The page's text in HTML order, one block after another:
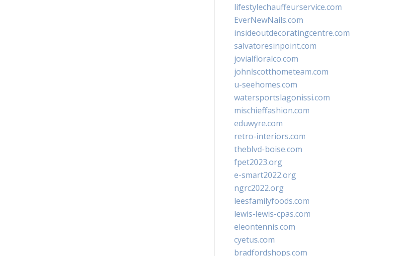
lifestylechauffeurservice.com
EverNewNails.com
insideoutdecoratingcentre.com
salvatoresinpoint.com
jovialfloralco.com
johnlscotthometeam.com
u-seehomes.com
watersportslagonissi.com
mischieffashion.com
eduwyre.com
retro-interiors.com
theblvd-boise.com
fpet2023.org
e-smart2022.org
ngrc2022.org
leesfamilyfoods.com
lewis-lewis-cpas.com
eleontennis.com
cyetus.com
bradfordshops.com